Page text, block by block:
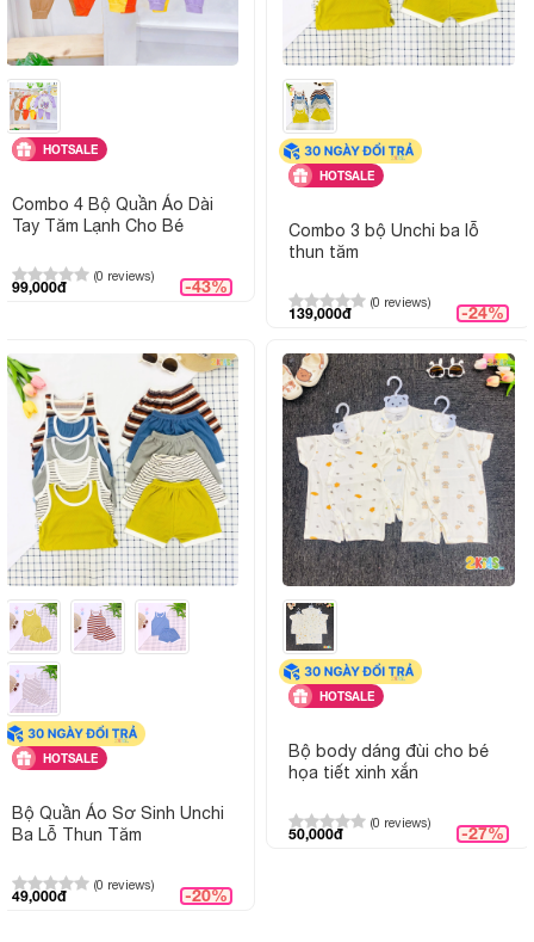
Giặt ủi:
Có thể giặt tay hoặc giặt máy,
màu
Đặc điểm nổi bật:
Mát mẻ, dễ mặc, màu trắng sạch
Giao toàn quốc, hỗ trợ tư vấn
Hình ảnh sản phẩm
HOTSALE
Combo 4 Bộ Quần Áo Dài
Tay Tăm Lạnh Cho Bé
(0 reviews)
99,000đ -43%
HOTSALE
Combo 3 bộ Unchi ba lỗ
thun tăm
(0 reviews)
139,000đ -24%
HOTSALE
Bộ Quần Áo Sơ Sinh Unchi
Ba Lỗ Thun Tăm
(0 reviews)
49,000đ -20%
HOTSALE
Bộ body dáng đùi cho bé
họa tiết xinh xắn
(0 reviews)
50,000đ -27%